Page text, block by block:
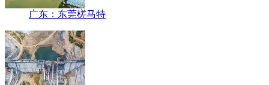
广东：东莞槎马特